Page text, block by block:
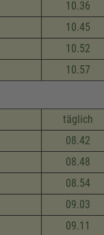
10.36
10.45
10.52
10.57
täglich
08.42
08.48
08.54
09.03
09.11